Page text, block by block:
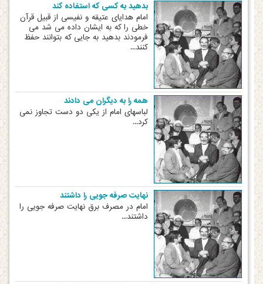
بدهید به کسی که استفاده کند
امام هدایای عتیقه و نفیسی از قبیل قرآن
خطی را که به ایشان داده می شد می
فرمودند بدهید به جایی که بتوانند حفظ
کنند...
همه را به دیگران می دادند
لباسهای امام از یکی دو دست تجاوز نمی
کرد...
نهایت صرفه جویی را داشتند
امام در مصرف برق نهایت صرفه جویی را
داشتند...